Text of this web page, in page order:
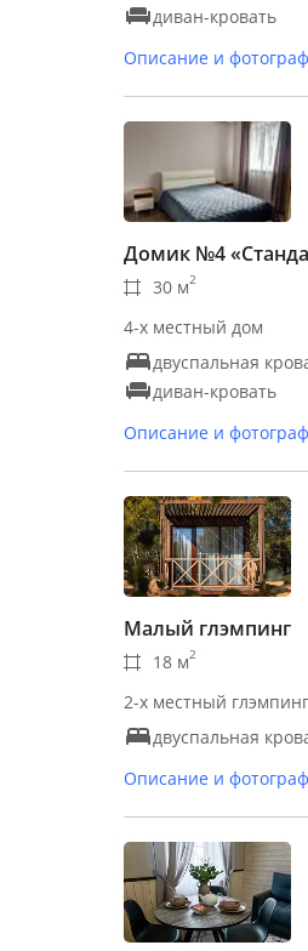
диван-кровать
Описание и
Домик №4
30 м2
4-х местный дом
двуспальная
диван-кровать
Описание и
Малый глэмпинг
18 м2
2-х местный глэмпинг
двуспальная
Описание и